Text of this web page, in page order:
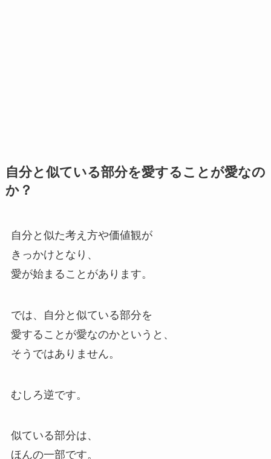
自分と似ている部分を愛することが愛なの
か？
自分と似た考え方や価値観が
きっかけとなり、
愛が始まることがあります。
では、自分と似ている部分を
愛することが愛なのかというと、
そうではありません。
むしろ逆です。
似ている部分は、
ほんの一部です。